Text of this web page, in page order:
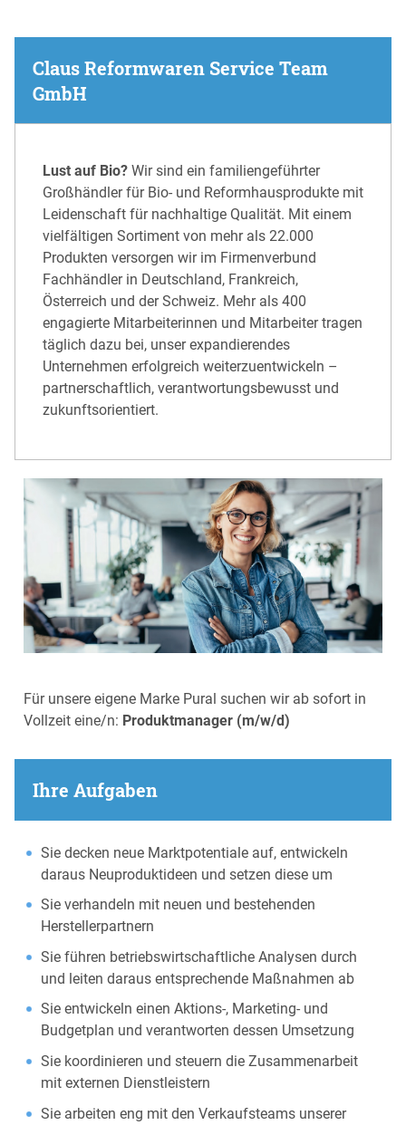
Claus Reformwaren Service Team
GmbH
Lust auf Bio? Wir sind ein familiengeführter
Großhändler für Bio- und Reformhausprodukte mit
Leidenschaft für nachhaltige Qua­lität. Mit einem
vielfältigen Sortiment von mehr als 22.000
Produkten versorgen wir im Firmenverbund
Fachhändler in Deutschland, Frankreich,
Österreich und der Schweiz. Mehr als 400
engagierte Mitarbeiterinnen und Mitarbeiter tragen
täglich dazu bei, unser expandierendes
Unternehmen erfolgreich weiterzuentwickeln –
partnerschaftlich, ver­antwortungsbewusst und
zukunftsorientiert.
Für unsere eigene Marke Pural suchen wir ab sofort in
Vollzeit eine/n: Produktmanager (m/w/d)
Ihre Aufgaben
Sie decken neue Marktpotentiale auf, entwickeln
daraus Neuproduktideen und setzen diese um
Sie verhandeln mit neuen und bestehenden
Herstellerpartnern
Sie führen betriebswirtschaftliche Analysen durch
und leiten daraus entsprechende Maßnahmen ab
Sie entwickeln einen Aktions-, Marketing- und
Budgetplan und verantworten dessen Umsetzung
Sie koordinieren und steuern die Zusammenarbeit
mit externen Dienstleistern
Sie arbeiten eng mit den Verkaufsteams unserer